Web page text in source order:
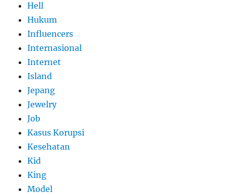
Hell
Hukum
Influencers
Internasional
Internet
Island
Jepang
Jewelry
Job
Kasus Korupsi
Kesehatan
Kid
King
Model